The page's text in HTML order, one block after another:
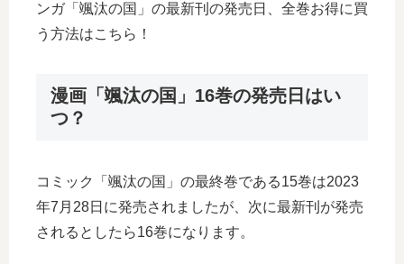
ンガ「颯汰の国」の最新刊の発売日、全巻お得に買
う方法はこちら！
漫画「颯汰の国」16巻の発売日はい
つ？
コミック「颯汰の国」の最終巻である15巻は2023
年7月28日に発売されましたが、次に最新刊が発売
されるとしたら16巻になります。